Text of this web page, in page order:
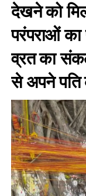
देखने को
परंपराओं का
व्रत का
से अपने पति